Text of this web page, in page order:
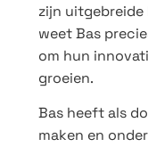
zijn
weet Bas
om hun
groeien.
Bas heeft als
maken en